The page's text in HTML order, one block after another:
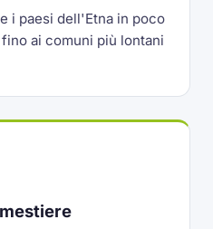
i paesi dell'Etna in poco
ai comuni più lontani